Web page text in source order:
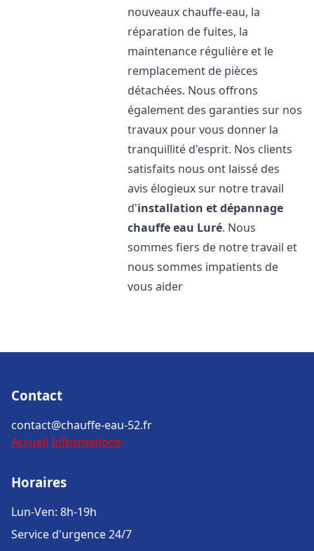
nouveaux chauffe-eau, la
réparation de fuites, la
maintenance régulière et le
remplacement de pièces
détachées. Nous offrons
également des garanties sur nos
travaux pour vous donner la
tranquillité d'esprit. Nos clients
satisfaits nous ont laissé des
avis élogieux sur notre travail
d'installation et dépannage
chauffe eau Luré. Nous
sommes fiers de notre travail et
nous sommes impatients de
vous aider
Contact
contact@chauffe-eau-52.fr
Accueil Informations
Horaires
Lun-Ven: 8h-19h
Service d'urgence 24/7